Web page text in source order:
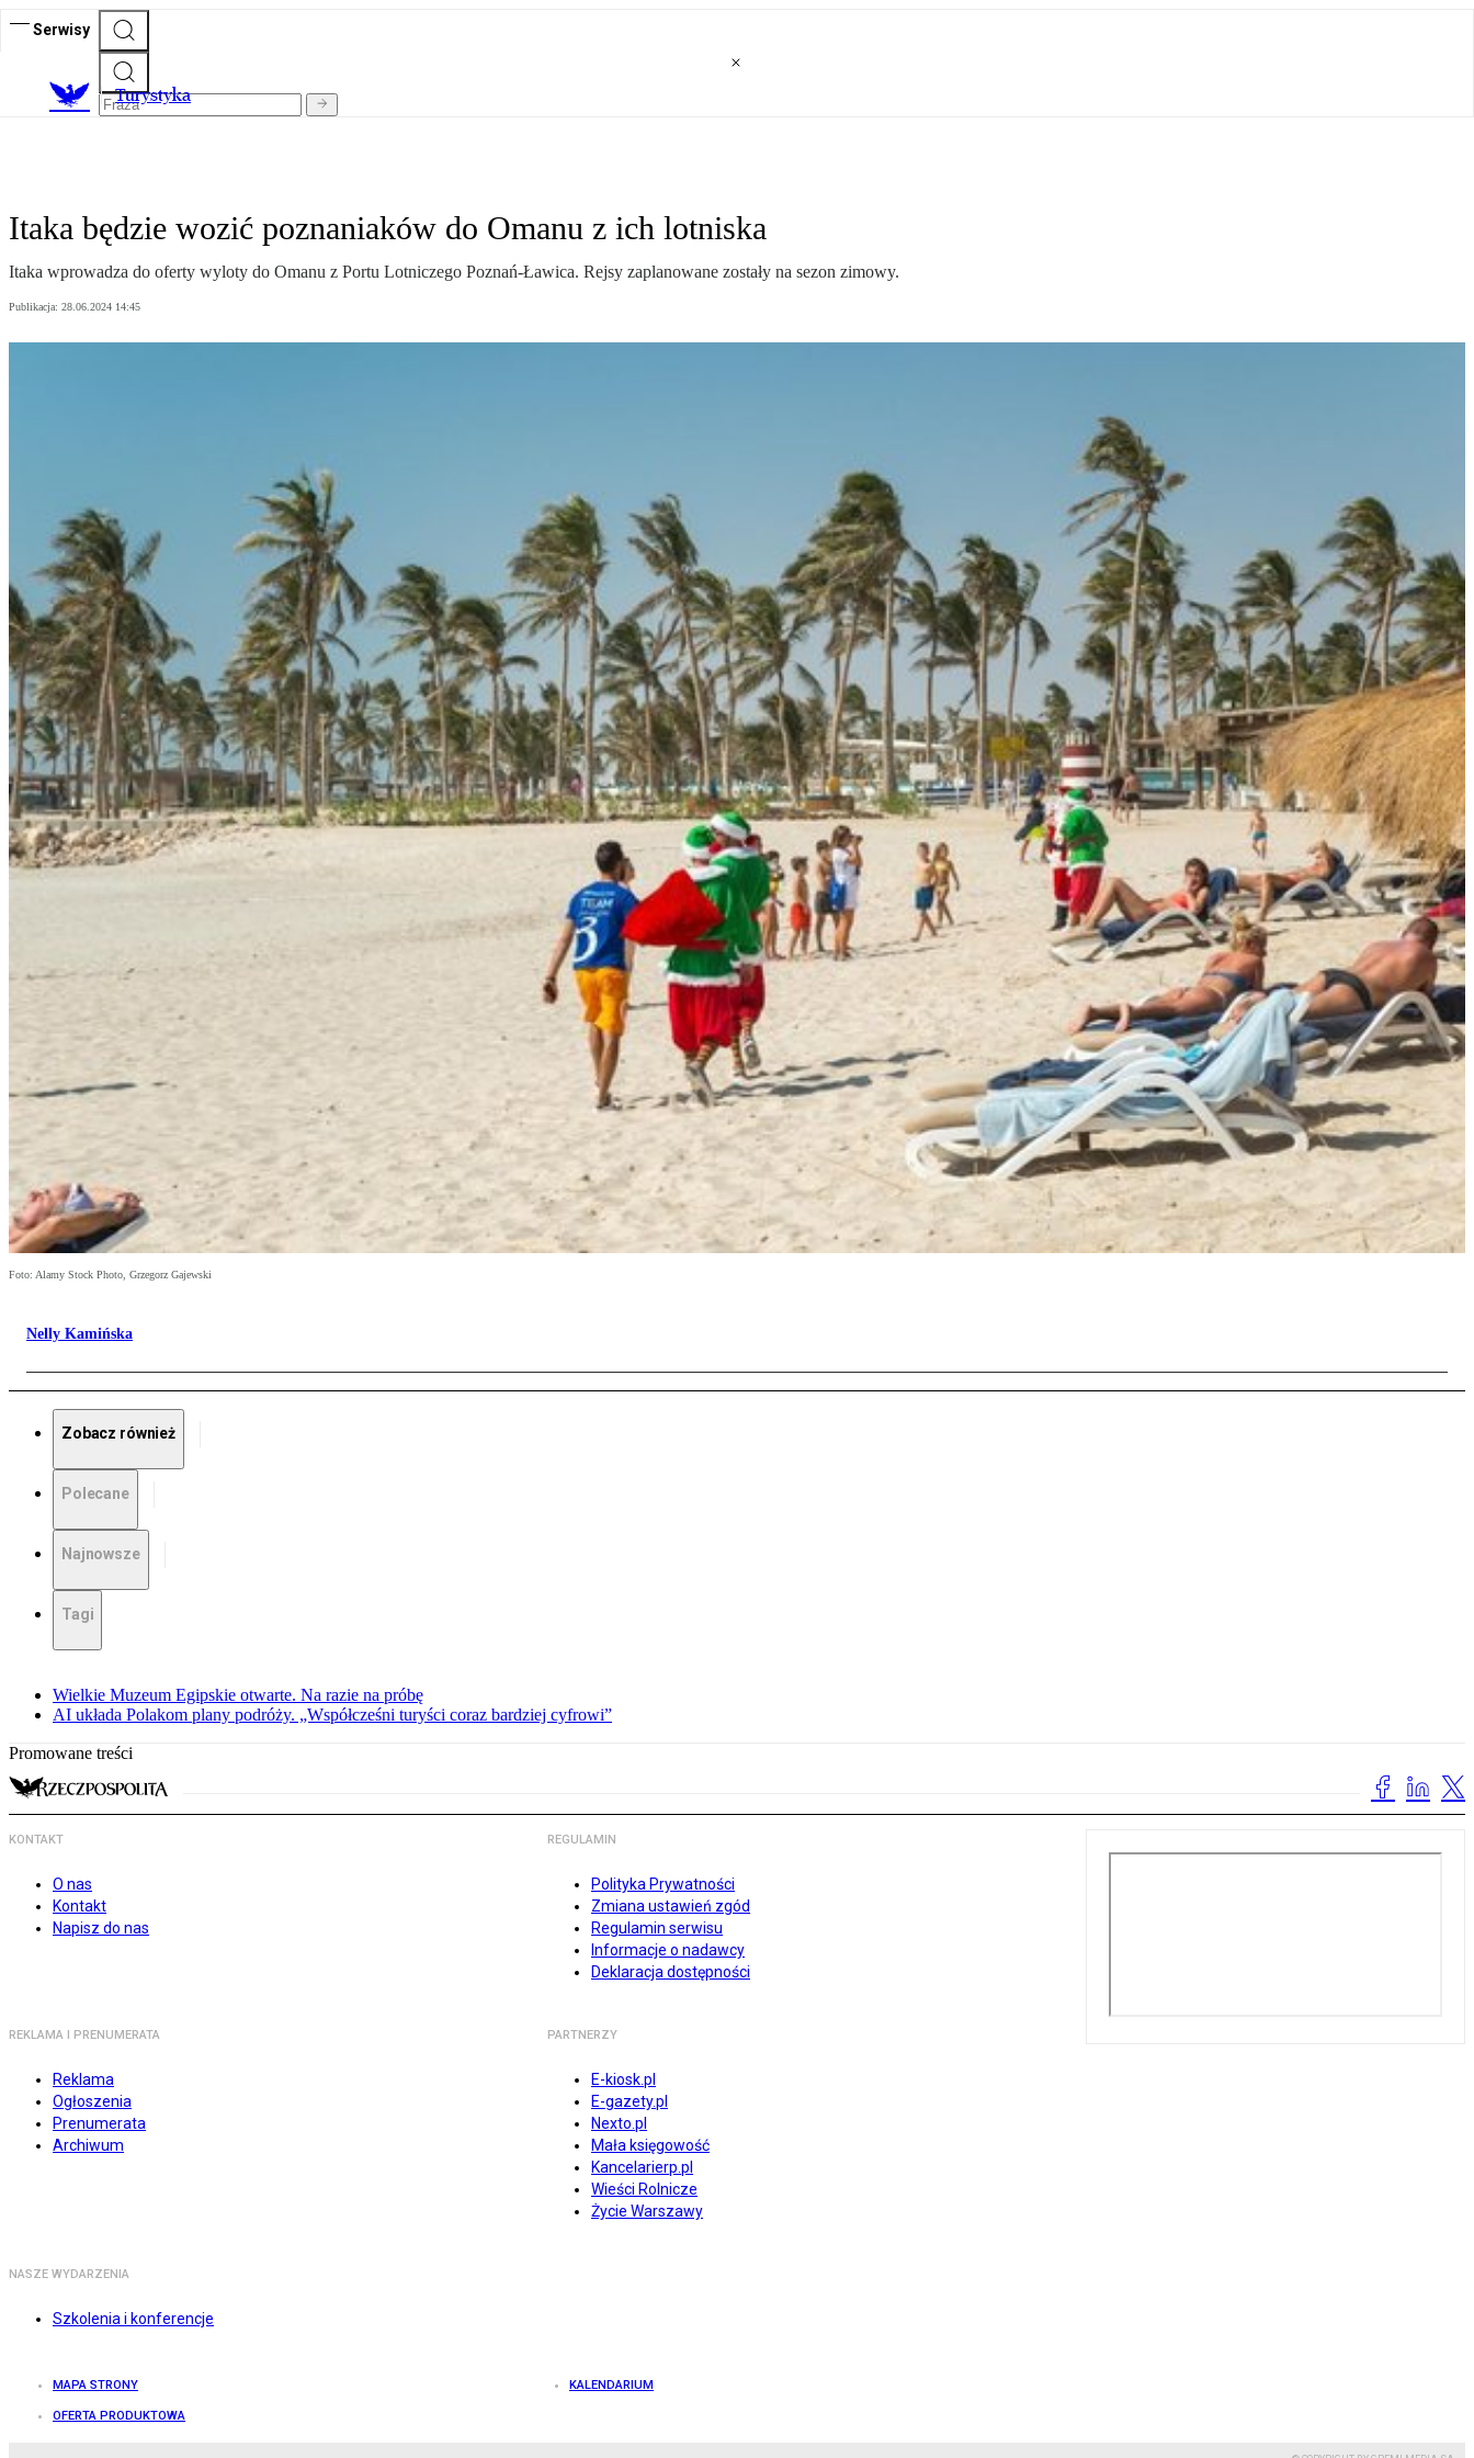
Serwisy
Turystyka
Itaka będzie wozić poznaniaków do Omanu z ich lotniska
Itaka wprowadza do oferty wyloty do Omanu z Portu Lotniczego Poznań-Ławica. Rejsy zaplanowane zostały na sezon zimowy.
Publikacja: 28.06.2024 14:45
Foto: Alamy Stock Photo, Grzegorz Gajewski
Nelly Kamińska
Zobacz również
Polecane
Najnowsze
Tagi
Wielkie Muzeum Egipskie otwarte. Na razie na próbę
AI układa Polakom plany podróży. „Współcześni turyści coraz bardziej cyfrowi”
Promowane treści
KONTAKT
O nas
Kontakt
Napisz do nas
REGULAMIN
Polityka Prywatności
Zmiana ustawień zgód
Regulamin serwisu
Informacje o nadawcy
Deklaracja dostępności
REKLAMA I PRENUMERATA
Reklama
Ogłoszenia
Prenumerata
Archiwum
PARTNERZY
E-kiosk.pl
E-gazety.pl
Nexto.pl
Mała księgowość
Kancelarierp.pl
Wieści Rolnicze
Życie Warszawy
NASZE WYDARZENIA
Szkolenia i konferencje
MAPA STRONY KALENDARIUM
OFERTA PRODUKTOWA